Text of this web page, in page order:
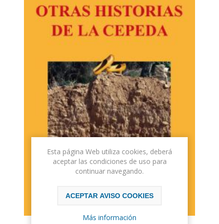
Esta página Web utiliza cookies, deberá
aceptar las condiciones de uso para
continuar navegando.
ACEPTAR AVISO COOKIES
Más información